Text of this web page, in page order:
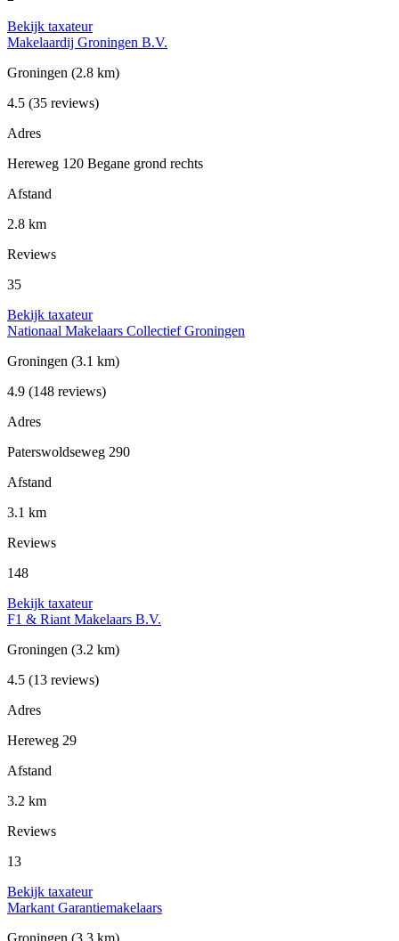
Bekijk taxateur
Makelaardij Groningen B.V.
Groningen (2.8 km)
4.5 (35 reviews)
Adres
Hereweg 120 Begane grond rechts
Afstand
2.8 km
Reviews
35
Bekijk taxateur
Nationaal Makelaars Collectief Groningen
Groningen (3.1 km)
4.9 (148 reviews)
Adres
Paterswoldseweg 290
Afstand
3.1 km
Reviews
148
Bekijk taxateur
F1 & Riant Makelaars B.V.
Groningen (3.2 km)
4.5 (13 reviews)
Adres
Hereweg 29
Afstand
3.2 km
Reviews
13
Bekijk taxateur
Markant Garantiemakelaars
Groningen (3.3 km)